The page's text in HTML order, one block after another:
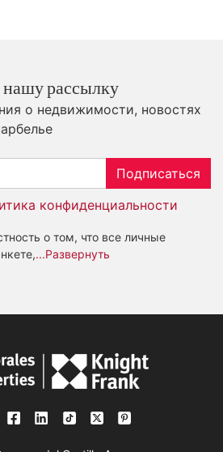
рассылку
о недвижимости, новостях
Подписаться
конфиденциальности
о том, что все личные
...Развернуть